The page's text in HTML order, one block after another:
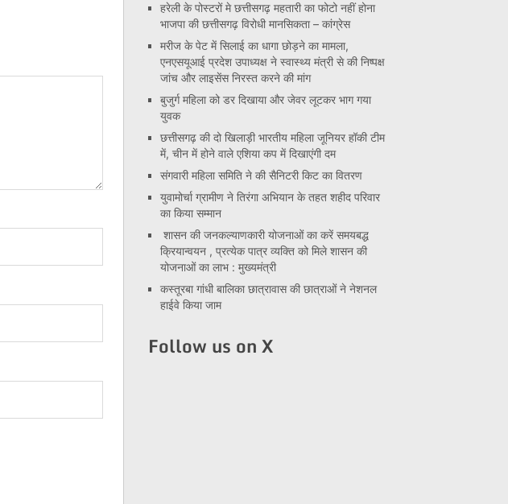
हरेली के पोस्टरों मे छत्तीसगढ़ महतारी का फोटो नहीं होना
भाजपा की छत्तीसगढ़ विरोधी मानसिकता – कांग्रेस
मरीज के पेट में सिलाई का धागा छोड़ने का मामला,
एनएसयूआई प्रदेश उपाध्यक्ष ने स्वास्थ्य मंत्री से की निष्पक्ष
जांच और लाइसेंस निरस्त करने की मांग
बुजुर्ग महिला को डर दिखाया और जेवर लूटकर भाग गया
युवक
छत्तीसगढ़ की दो खिलाड़ी भारतीय महिला जूनियर हॉकी टीम
में, चीन में होने वाले एशिया कप में दिखाएंगी दम
संगवारी महिला समिति ने की सैनिटरी किट का वितरण
युवामोर्चा ग्रामीण ने तिरंगा अभियान के तहत शहीद परिवार
का किया सम्मान
शासन की जनकल्याणकारी योजनाओं का करें समयबद्ध
क्रियान्वयन , प्रत्येक पात्र व्यक्ति को मिले शासन की
योजनाओं का लाभ : मुख्यमंत्री
कस्तूरबा गांधी बालिका छात्रावास की छात्राओं ने नेशनल
हाईवे किया जाम
Follow us on X